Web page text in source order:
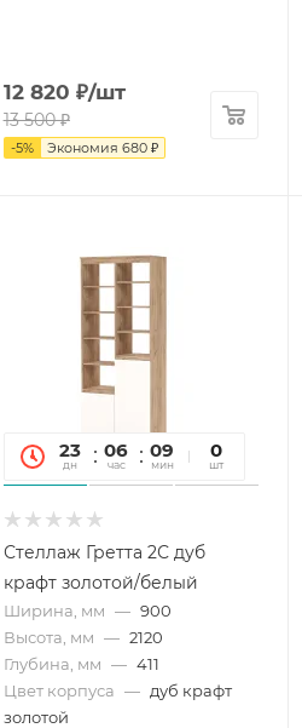
12 820 ₽/шт
13 500₽
-5% Экономия 680₽
23
дн
06
час
09
мин
10
сек
0
шт
Стеллаж Гретта 2С дуб
крафт золотой/белый
Ширина, мм — 900
Высота, мм — 2120
Глубина, мм — 411
Цвет корпуса — дуб крафт
золотой